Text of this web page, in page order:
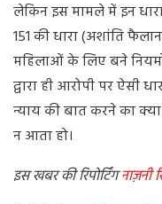
लेकिन इस मामले में इन
151 की धारा (अशांति
महिलाओं के लिए बने
द्वारा ही आरोपी पर ऐसी
न्याय की बात करने का
न आता हो।
इस खबर की रिपोर्टिंगनाज़नी